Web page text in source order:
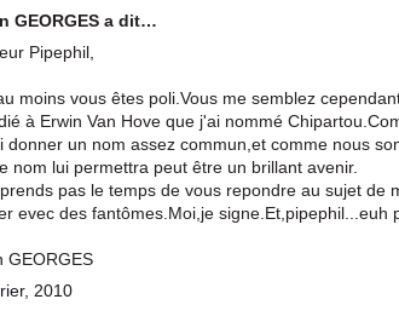
GEORGES a dit…
Pipephil,
moins vous êtes poli.Vous me semblez
à Erwin Van Hove que j'ai nommé
donner un nom assez commun,et comme nous
nom lui permettra peut être un brillant avenir.
pas le temps de vous repondre au sujet de
evec des fantômes.Moi,je signe.Et,pipephil...euh
GEORGES
2010